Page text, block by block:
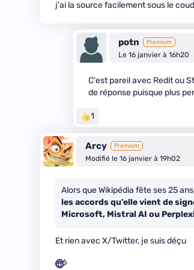
j'ai la source facilement sous le
potn Premium
Le 16 janvier à 16h20
C'est pareil avec Redit ou
de réponse puisque plus
1
Arcy Premium
Modifié le 16 janvier à 19h02
Alors que Wikipédia fête ses 25
les accords qu'elle vient de
Microsoft, Mistral AI ou
Et rien avec X/Twitter, je suis déçu